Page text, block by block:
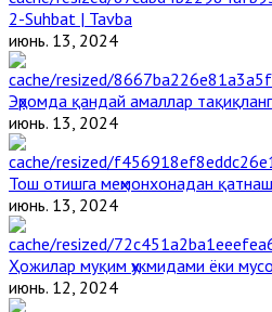
2-Suhbat | Tavba
июнь. 13, 2024
Эҳромда қандай амаллар
июнь. 13, 2024
Тош отишга меҳмонхонадан
июнь. 13, 2024
Ҳожилар муқим ҳукмидами ёки
июнь. 12, 2024